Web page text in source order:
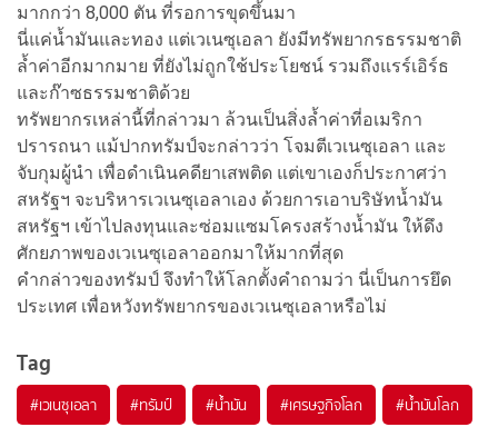
มากกว่า 8,000 ตัน ที่รอการขุดขึ้นมา
นี่แค่น้ำมันและทอง แต่เวเนซุเอลา ยังมีทรัพยากรธรรมชาติ
ล้ำค่าอีกมากมาย ที่ยังไม่ถูกใช้ประโยชน์ รวมถึงแรร์เอิร์ธ
และก๊าซธรรมชาติด้วย
ทรัพยากรเหล่านี้ที่กล่าวมา ล้วนเป็นสิ่งล้ำค่าที่อเมริกา
ปรารถนา แม้ปากทรัมป์จะกล่าวว่า โจมตีเวเนซุเอลา และ
จับกุมผู้นำ เพื่อดำเนินคดียาเสพติด แต่เขาเองก็ประกาศว่า
สหรัฐฯ จะบริหารเวเนซุเอลาเอง ด้วยการเอาบริษัทน้ำมัน
สหรัฐฯ เข้าไปลงทุนและซ่อมแซมโครงสร้างน้ำมัน ให้ดึง
ศักยภาพของเวเนซุเอลาออกมาให้มากที่สุด
คำกล่าวของทรัมป์ จึงทำให้โลกตั้งคำถามว่า นี่เป็นการยึด
ประเทศ เพื่อหวังทรัพยากรของเวเนซุเอลาหรือไม่
Tag
#เวเนซุเอลา #ทรัมป์ #น้ำมัน #เศรษฐกิจโลก #น้ำมันโลก